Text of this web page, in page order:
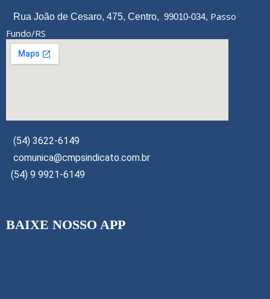
Rua João de Cesaro, 475, Centro, 99010-034, Passo
Fundo/RS
(54) 3622-6149
comunica@cmpsindicato.com.br
(54) 9 9921-6149
BAIXE NOSSO APP